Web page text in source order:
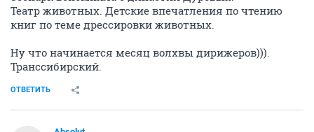
Театр животных. Детские впечатления по чтению
книг по теме дрессировки животных.
Ну что начинается месяц волхвы дирижеров))).
Транссибирский.
ОТВЕТИТЬ